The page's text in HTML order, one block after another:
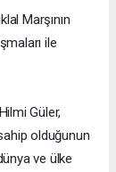
Marşının
ile
Güler,
olduğunun
ve ülke